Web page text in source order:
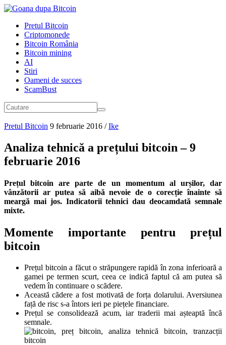
Pretul Bitcoin
Criptomonede
Bitcoin România
Bitcoin mining
AI
Stiri
Oameni de succes
ScamBust
Pretul Bitcoin 9 februarie 2016 / Ike
Analiza tehnică a prețului bitcoin – 9
februarie 2016
Prețul bitcoin are parte de un momentum al urșilor, dar
vânzătorii ar putea să aibă nevoie de o corecție înainte să
meargă mai jos. Indicatorii tehnici dau deocamdată semnale
mixte.
Momente importante pentru prețul
bitcoin
Prețul bitcoin a făcut o străpungere rapidă în zona inferioară a
gamei pe termen scurt, ceea ce indică faptul că am putea să
vedem în continuare o scădere.
Această cădere a fost motivată de forța dolarului. Aversiunea
față de risc s-a întors ieri pe piețele financiare.
Prețul se consolidează acum, iar traderii mai așteaptă încă
semnale.